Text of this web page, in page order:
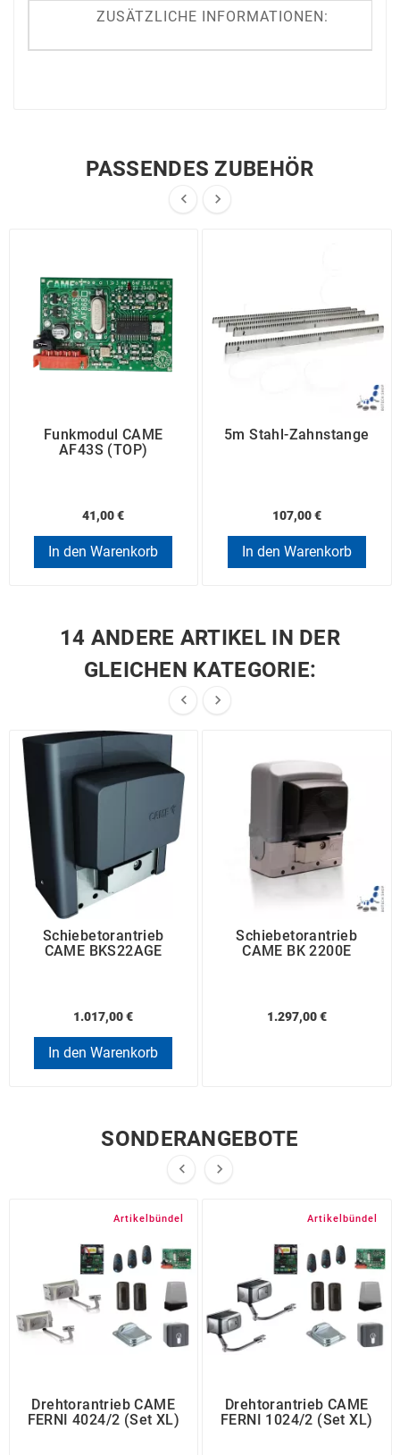
ZUSÄTZLICHE INFORMATIONEN:
PASSENDES ZUBEHÖR
 
Funkmodul CAME
AF43S (TOP)
41,00 €
In den Warenkorb
5m Stahl-Zahnstange
107,00 €
In den Warenkorb
14 ANDERE ARTIKEL IN DER
GLEICHEN KATEGORIE:
 
Schiebetorantrieb
CAME BKS22AGE
1.017,00 €
In den Warenkorb
Schiebetorantrieb
CAME BK 2200E
1.297,00 €
SONDERANGEBOTE
 
Artikelbündel
Drehtorantrieb CAME
FERNI 4024/2 (Set XL)
Artikelbündel
Drehtorantrieb CAME
FERNI 1024/2 (Set XL)